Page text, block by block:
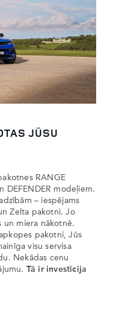
JŪSU
RANGE
DEFENDER modeļiem.
– iespējams
Zelta pakotni. Jo
un miera nākotnē.
pakotni, Jūs
visu servisa
Nekādas cenu
Tā ir investīcija